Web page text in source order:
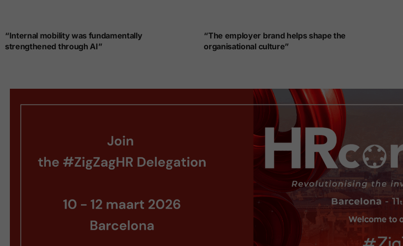
“Internal mobility was fundamentally
strengthened through AI”
“The employer brand helps shape the
organisational culture”